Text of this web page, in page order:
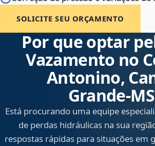
SOLICITE SEU ORÇAMENTO
Por que optar
Vazamento no
Antonino,
Está procurando uma equipe
de perdas hidráulicas na sua
respostas rápidas para situações em